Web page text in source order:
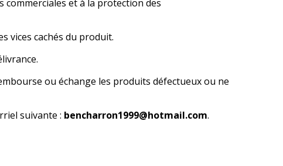
et à la protection des
vices cachés du produit.
ou échange les produits défectueux ou ne
suivante : bencharron1999@hotmail.com.